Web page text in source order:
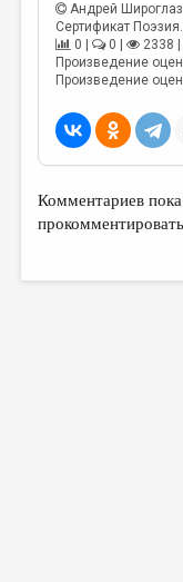
Андрей
Сертификат
0 |
0 | 2338
Произведение
Произведение
Комментариев